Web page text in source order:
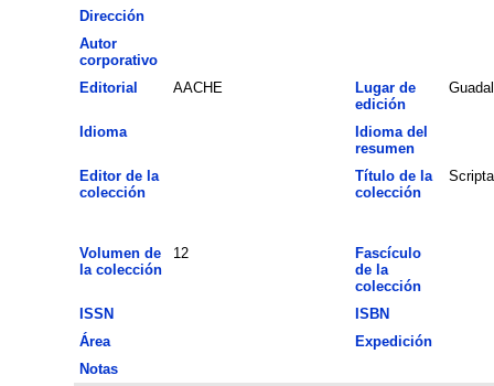
Dirección
Autor
corporativo
Editorial
AACHE
Lugar de
edición
Idioma
Idioma del
resumen
Editor de la
colección
Título de la
colección
Volumen de
la colección
12
Fascículo
de la
colección
ISSN
ISBN
Área
Expedición
Notas